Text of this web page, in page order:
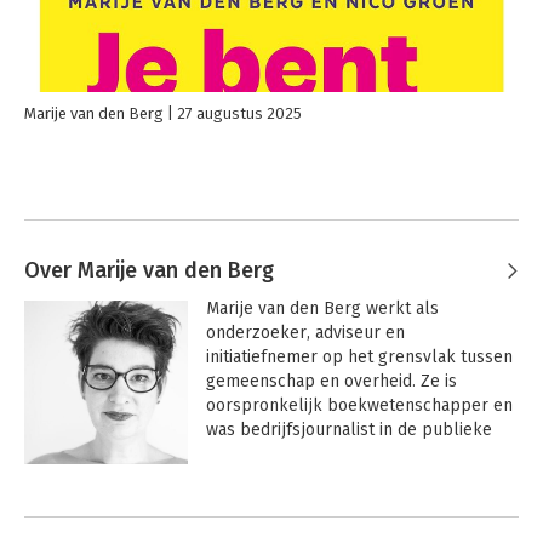
Marije van den Berg 27 augustus 2025
Over Marije van den Berg
Marije van den Berg werkt als
onderzoeker, adviseur en
initiatiefnemer op het grensvlak tussen
gemeenschap en overheid. Ze is
oorspronkelijk boekwetenschapper en
was bedrijfsjournalist in de publieke